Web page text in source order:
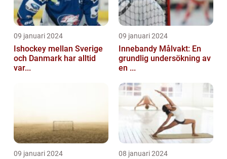
09 januari 2024
Ishockey mellan Sverige
och Danmark har alltid
var...
09 januari 2024
Innebandy Målvakt: En
grundlig undersökning av
en ...
09 januari 2024 08 januari 2024